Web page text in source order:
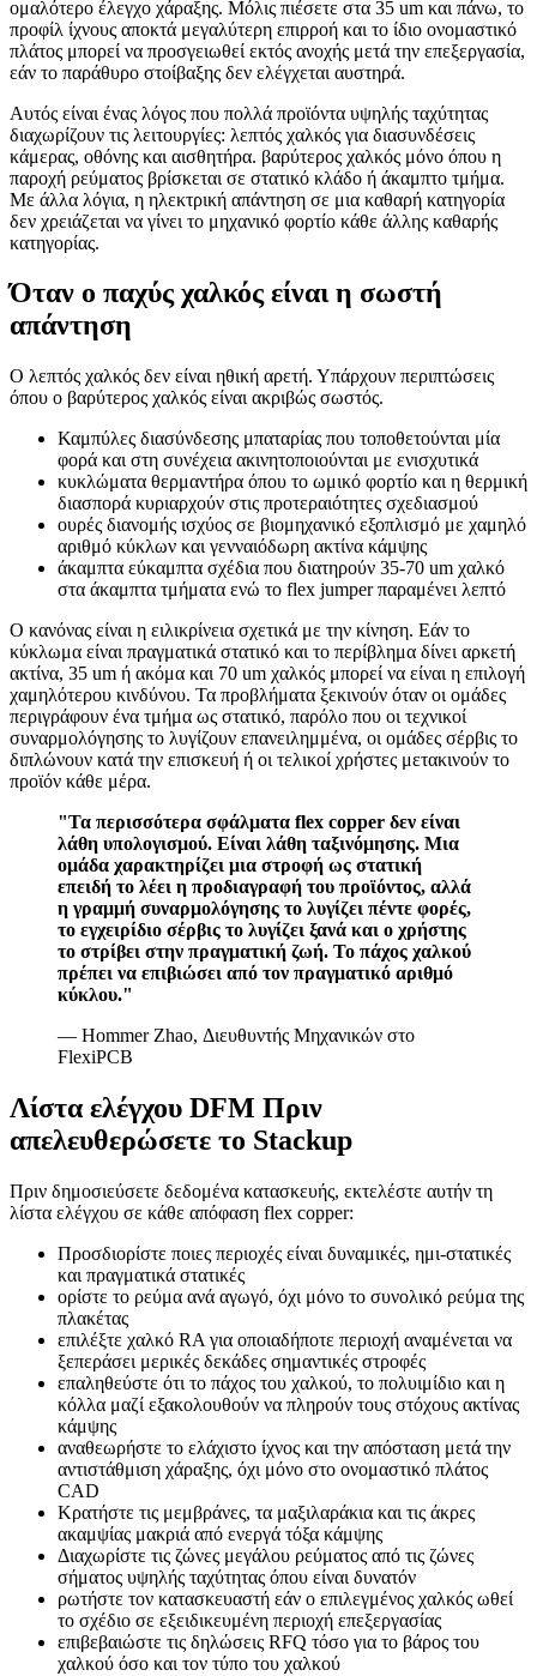
ομαλότερο έλεγχο χάραξης. Μόλις πιέσετε στα 35 um και πάνω, το
προφίλ ίχνους αποκτά μεγαλύτερη επιρροή και το ίδιο ονομαστικό
πλάτος μπορεί να προσγειωθεί εκτός ανοχής μετά την επεξεργασία,
εάν το παράθυρο στοίβαξης δεν ελέγχεται αυστηρά.
Αυτός είναι ένας λόγος που πολλά προϊόντα υψηλής ταχύτητας
διαχωρίζουν τις λειτουργίες: λεπτός χαλκός για διασυνδέσεις
κάμερας, οθόνης και αισθητήρα. βαρύτερος χαλκός μόνο όπου η
παροχή ρεύματος βρίσκεται σε στατικό κλάδο ή άκαμπτο τμήμα.
Με άλλα λόγια, η ηλεκτρική απάντηση σε μια καθαρή κατηγορία
δεν χρειάζεται να γίνει το μηχανικό φορτίο κάθε άλλης καθαρής
κατηγορίας.
Όταν ο παχύς χαλκός είναι η σωστή
απάντηση
Ο λεπτός χαλκός δεν είναι ηθική αρετή. Υπάρχουν περιπτώσεις
όπου ο βαρύτερος χαλκός είναι ακριβώς σωστός.
Καμπύλες διασύνδεσης μπαταρίας που τοποθετούνται μία
φορά και στη συνέχεια ακινητοποιούνται με ενισχυτικά
κυκλώματα θερμαντήρα όπου το ωμικό φορτίο και η θερμική
διασπορά κυριαρχούν στις προτεραιότητες σχεδιασμού
ουρές διανομής ισχύος σε βιομηχανικό εξοπλισμό με χαμηλό
αριθμό κύκλων και γενναιόδωρη ακτίνα κάμψης
άκαμπτα εύκαμπτα σχέδια που διατηρούν 35-70 um χαλκό
στα άκαμπτα τμήματα ενώ το flex jumper παραμένει λεπτό
Ο κανόνας είναι η ειλικρίνεια σχετικά με την κίνηση. Εάν το
κύκλωμα είναι πραγματικά στατικό και το περίβλημα δίνει αρκετή
ακτίνα, 35 um ή ακόμα και 70 um χαλκός μπορεί να είναι η επιλογή
χαμηλότερου κινδύνου. Τα προβλήματα ξεκινούν όταν οι ομάδες
περιγράφουν ένα τμήμα ως στατικό, παρόλο που οι τεχνικοί
συναρμολόγησης το λυγίζουν επανειλημμένα, οι ομάδες σέρβις το
διπλώνουν κατά την επισκευή ή οι τελικοί χρήστες μετακινούν το
προϊόν κάθε μέρα.
"Τα περισσότερα σφάλματα flex copper δεν είναι
λάθη υπολογισμού. Είναι λάθη ταξινόμησης. Μια
ομάδα χαρακτηρίζει μια στροφή ως στατική
επειδή το λέει η προδιαγραφή του προϊόντος, αλλά
η γραμμή συναρμολόγησης το λυγίζει πέντε φορές,
το εγχειρίδιο σέρβις το λυγίζει ξανά και ο χρήστης
το στρίβει στην πραγματική ζωή. Το πάχος χαλκού
πρέπει να επιβιώσει από τον πραγματικό αριθμό
κύκλου."
— Hommer Zhao, Διευθυντής Μηχανικών στο
FlexiPCB
Λίστα ελέγχου DFM Πριν
απελευθερώσετε το Stackup
Πριν δημοσιεύσετε δεδομένα κατασκευής, εκτελέστε αυτήν τη
λίστα ελέγχου σε κάθε απόφαση flex copper:
Προσδιορίστε ποιες περιοχές είναι δυναμικές, ημι-στατικές
και πραγματικά στατικές
ορίστε το ρεύμα ανά αγωγό, όχι μόνο το συνολικό ρεύμα της
πλακέτας
επιλέξτε χαλκό RA για οποιαδήποτε περιοχή αναμένεται να
ξεπεράσει μερικές δεκάδες σημαντικές στροφές
επαληθεύστε ότι το πάχος του χαλκού, το πολυιμίδιο και η
κόλλα μαζί εξακολουθούν να πληρούν τους στόχους ακτίνας
κάμψης
αναθεωρήστε το ελάχιστο ίχνος και την απόσταση μετά την
αντιστάθμιση χάραξης, όχι μόνο στο ονομαστικό πλάτος
CAD
Κρατήστε τις μεμβράνες, τα μαξιλαράκια και τις άκρες
ακαμψίας μακριά από ενεργά τόξα κάμψης
Διαχωρίστε τις ζώνες μεγάλου ρεύματος από τις ζώνες
σήματος υψηλής ταχύτητας όπου είναι δυνατόν
ρωτήστε τον κατασκευαστή εάν ο επιλεγμένος χαλκός ωθεί
το σχέδιο σε εξειδικευμένη περιοχή επεξεργασίας
επιβεβαιώστε τις δηλώσεις RFQ τόσο για το βάρος του
χαλκού όσο και τον τύπο του χαλκού